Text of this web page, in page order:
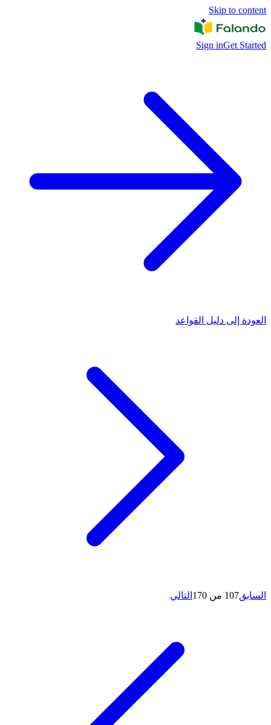
Skip to content
Sign inGet Started
العودة إلى دليل القواعد
السابق107 من 170 التالي